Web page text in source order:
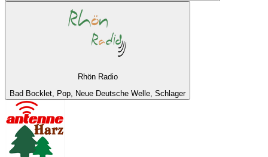
Rhön Radio
Bad Bocklet, Pop, Neue Deutsche Welle, Schlager